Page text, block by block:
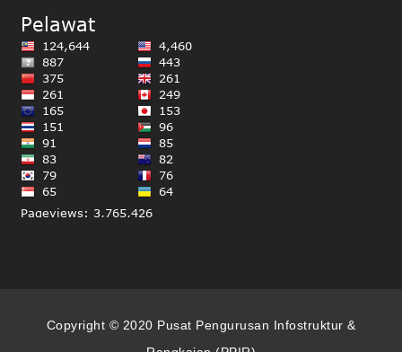
Copyright © 2020 Pusat Pengurusan Infostruktur &